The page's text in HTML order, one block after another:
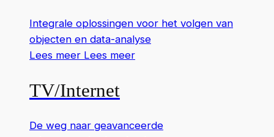
Integrale oplossingen voor het volgen van
objecten en data-analyse
Lees meer Lees meer
TV/Internet
De weg naar geavanceerde